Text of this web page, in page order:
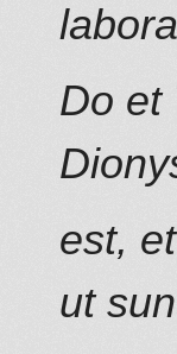
Do et
est,
ut